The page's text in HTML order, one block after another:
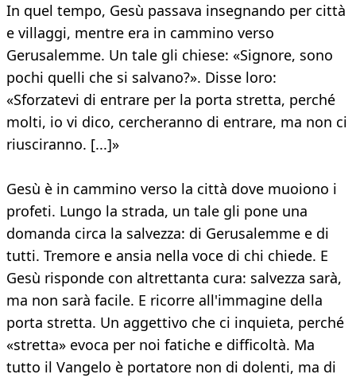
In quel tempo, Gesù passava insegnando per città
e villaggi, mentre era in cammino verso
Gerusalemme. Un tale gli chiese: «Signore, sono
pochi quelli che si salvano?». Disse loro:
«Sforzatevi di entrare per la porta stretta, perché
molti, io vi dico, cercheranno di entrare, ma non ci
riusciranno. [...]»
Gesù è in cammino verso la città dove muoiono i
profeti. Lungo la strada, un tale gli pone una
domanda circa la salvezza: di Gerusalemme e di
tutti. Tremore e ansia nella voce di chi chiede. E
Gesù risponde con altrettanta cura: salvezza sarà,
ma non sarà facile. E ricorre all'immagine della
porta stretta. Un aggettivo che ci inquieta, perché
«stretta» evoca per noi fatiche e difficoltà. Ma
tutto il Vangelo è portatore non di dolenti, ma di